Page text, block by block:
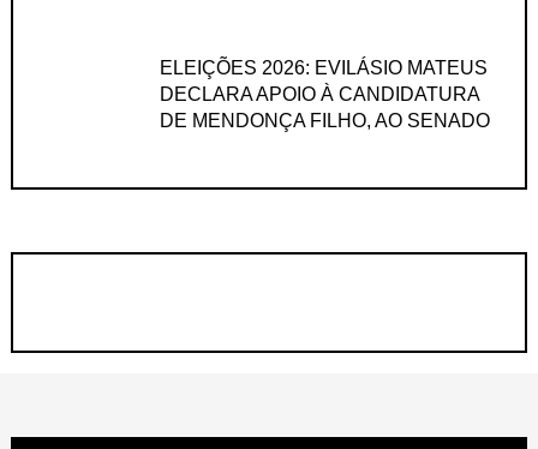
ELEIÇÕES 2026: EVILÁSIO MATEUS
DECLARA APOIO À CANDIDATURA
DE MENDONÇA FILHO, AO SENADO